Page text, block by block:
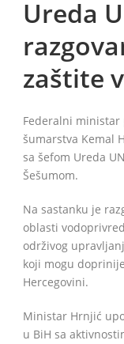
Ureda
zaštite
Federalni
šumarstva Kemal
sa šefom Ureda
Šešumom.
Na sastanku je
oblasti
održivog
koji mogu
Hercegovini.
Ministar Hrnjić
u BiH sa